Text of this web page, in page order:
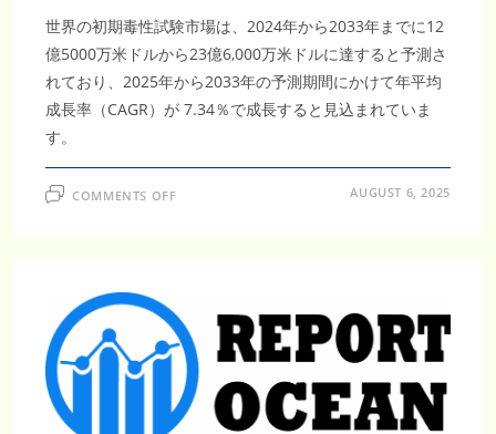
ん
治
療
革
新
世界の初期毒性試験市場は、2024年から2033年までに12
億5000万米ドルから23億6,000万米ドルに達すると予測さ
れており、2025年から2033年の予測期間にかけて年平均
成長率（CAGR）が 7.34％で成長すると見込まれていま
す。
COMMENTS OFFON
2033
年
ま
で
に
年
平
均
AUGUST 6, 2025